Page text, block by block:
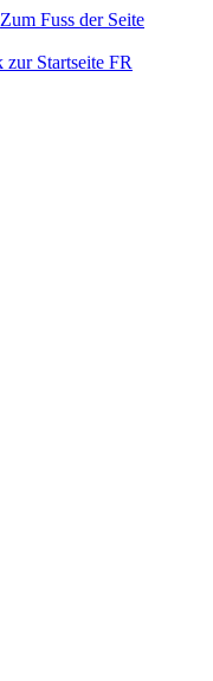
Zum Fuss der Seite
FR